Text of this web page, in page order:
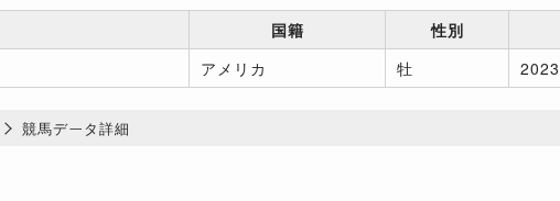
国籍 性別
アメリカ 牡 2023
競馬データ詳細